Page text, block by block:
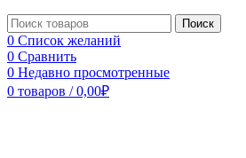
Поиск
0 Список желаний
0 Сравнить
0 Недавно просмотренные
0 товаров / 0,00₽